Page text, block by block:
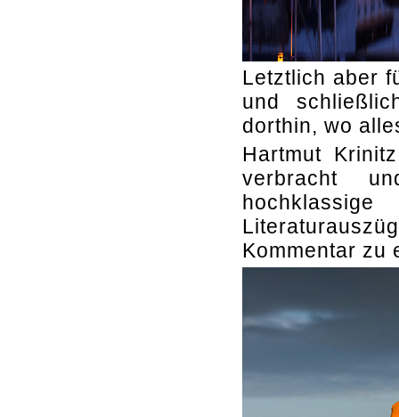
Letztlich aber
und
dorthin, wo
Hartmut
verbracht
Kommentar zu